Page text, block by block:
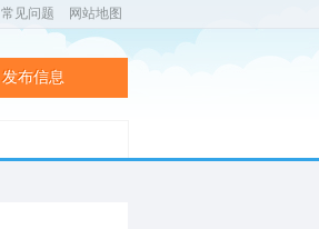
常见问题 网站地图
发布信息